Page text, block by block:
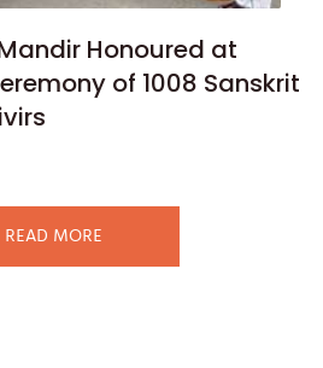
Honoured at
of 1008 Sanskrit
READ MORE